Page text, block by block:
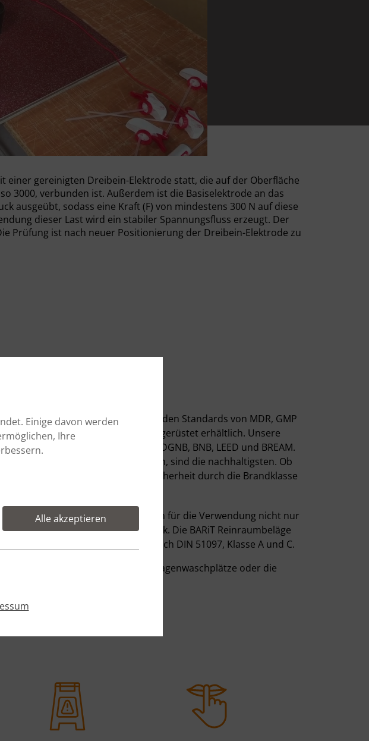
einer gereinigten Dreibein-Elektrode statt, die auf der Oberfläche
3000, verbunden ist. Außerdem ist die Basiselektrode an das
ausgeübt, sodass eine Kraft (F) von mindestens 300 N auf diese
dieser Last wird ein stabiler Spannungsfluss erzeugt. Der
Prüfung ist nach neuer Positionierung der Dreibein-Elektrode zu
von Produkten die nach den Standards von MDR, GMP
hinaus als elektrisch leitfähig ausgerüstet erhältlich. Unsere
für nachhaltiges Bauen gemäß DGNB, BNB, LEED und BREAM.
sondern Böden die halten, sind die nachhaltigsten. Ob
BARiT Böden zusätzliche Sicherheit durch die Brandklasse
TERRAZZO ist ein Reinraumboden für die Verwendung nicht nur
sowie der Reinraumtechnik. Die BARiT Reinraumbeläge
9 rutschfest und barfußtauglich nach DIN 51097, Klasse A und C.
im Detail, ob Hohlkehlen und Waagenwaschplätze oder die
Hand!
Einige davon werden
Ihre
Alle akzeptieren